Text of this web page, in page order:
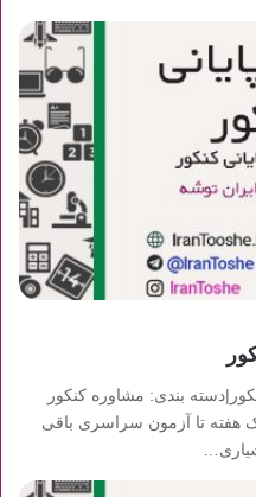
بندی: مشاوره کنکور
کمتر از یک هفته تا آزمون سراسری باقی